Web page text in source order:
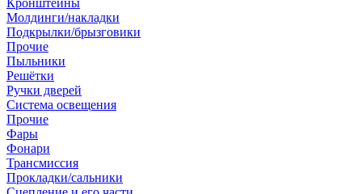
Кронштейны
Молдинги/накладки
Подкрылки/брызговики
Прочие
Пыльники
Решётки
Ручки дверей
Система освещения
Прочие
Фары
Фонари
Трансмиссия
Прокладки/сальники